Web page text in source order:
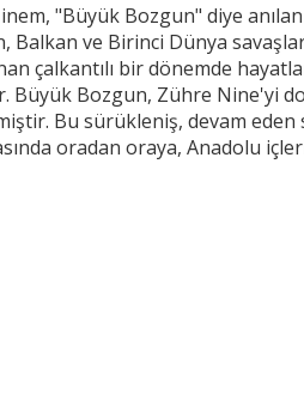
"Büyük Bozgun" diye anılan
Balkan ve Birinci Dünya
çalkantılı bir dönemde
Büyük Bozgun, Zühre Nine'yi
Bu sürükleniş, devam eden
oradan oraya, Anadolu